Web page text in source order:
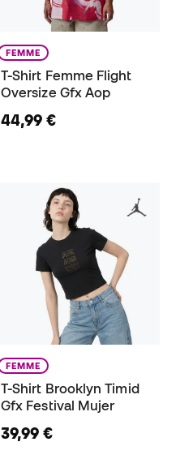
FEMME
T-Shirt Femme Flight
Oversize Gfx Aop
44,99 €
FEMME
T-Shirt Brooklyn Timid
Gfx Festival Mujer
39,99 €